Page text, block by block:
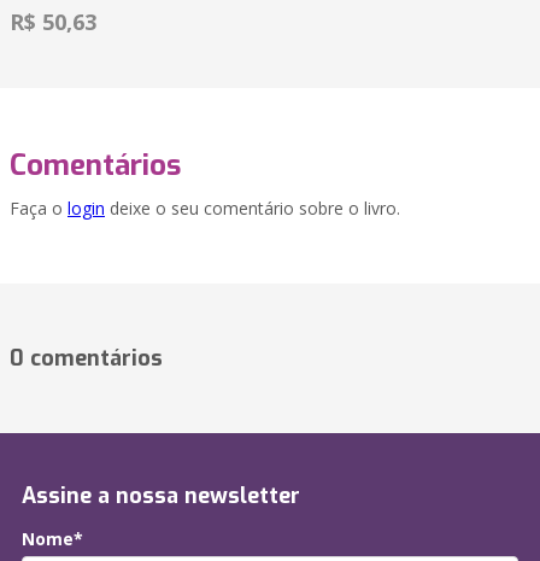
R$ 50,63
Comentários
Faça o login deixe o seu comentário sobre o livro.
0 comentários
Assine a nossa newsletter
Nome*